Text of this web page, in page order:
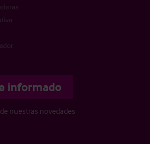
informado
nuestras novedades